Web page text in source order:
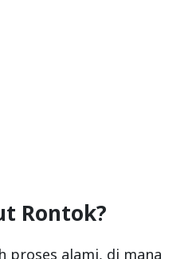
Rontok?
proses alami, di mana